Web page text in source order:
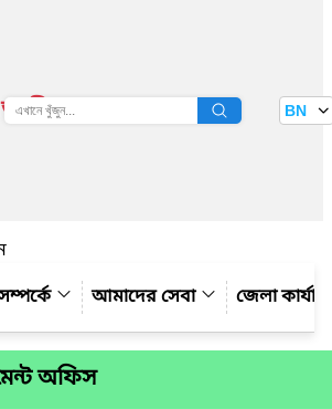
তথ্য বাতায়ন BN
আমাদের সেবা জেলা
অফিস